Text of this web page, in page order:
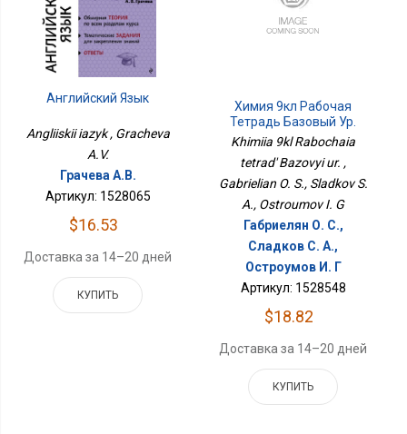
Английский Язык
Angliiskii iazyk , Gracheva
A.V.
Грачева А.В.
Артикул: 1528065
$16.53
Доставка за 14–20 дней
КУПИТЬ
Химия 9кл Рабочая
Тетрадь Базовый Ур.
Khimiia 9kl Rabochaia
tetrad' Bazovyi ur. ,
Gabrielian O. S., Sladkov S.
A., Ostroumov I. G
Габриелян О. С.,
Сладков С. А.,
Остроумов И. Г
Артикул: 1528548
$18.82
Доставка за 14–20 дней
КУПИТЬ